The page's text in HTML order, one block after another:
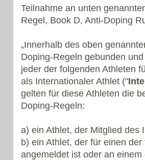
Teilnahme an unten
Regel, Book D, Anti-Doping
„Innerhalb des oben
Doping-Regeln gebunden
jeder der folgenden Athleten
als Internationaler Athlet ("
gelten für diese Athleten die
Doping-Regeln:
a) ein Athlet, der Mitglied des
b) ein Athlet, der für einen
angemeldet ist oder an